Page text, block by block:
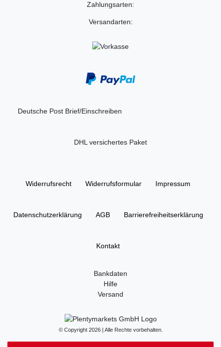
Zahlungsarten:
Versandarten:
Deutsche Post Brief/Einschreiben
DHL versichertes Paket
Widerrufs­recht Widerrufs­formular Impressum
Daten­schutz­erklärung AGB Barrierefreiheitserklärung
Kontakt
Bankdaten
Hilfe
Versand
© Copyright 2026 | Alle Rechte vorbehalten.